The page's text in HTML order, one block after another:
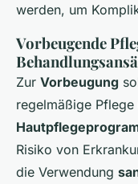
werden, um
Vorbeugende
Zur Vorbeugung
regelmäßige
Risiko von
die Verwendung